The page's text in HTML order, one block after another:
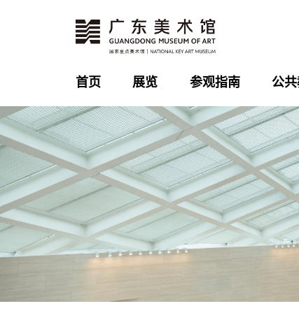
首页 展览 参观指南 公